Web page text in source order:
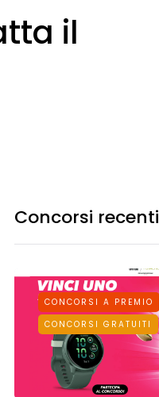
il
Concorsi recenti
CONCORSI A PREMIO
CONCORSI GRATUITI